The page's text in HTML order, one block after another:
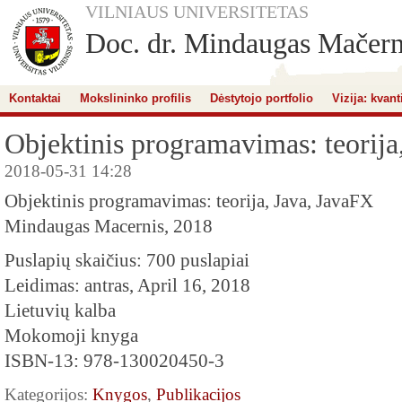
VILNIAUS UNIVERSITETAS
Doc. dr. Mindaugas
Kontaktai Mokslininko profilis Dėstytojo portfolio Vizija:
Objektinis programavimas:
2018-05-31 14:28
Objektinis programavimas: teorija, Java, JavaFX
Mindaugas Macernis, 2018
Puslapių skaičius: 700 puslapiai
Leidimas: antras, April 16, 2018
Lietuvių kalba
Mokomoji knyga
ISBN-13: 978-130020450-3
Kategorijos: Knygos, Publikacijos